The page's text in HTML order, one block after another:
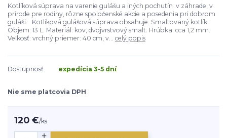
Kotlíková súprava na varenie gulášu a iných pochutín v záhrade, v
prírode pre rodiny, rôzne spoločenské akcie a posedenia pri dobrom
guláši. Kotlíková gulášová súprava obsahuje: Smaltovaný kotlík
Objem: 13 L. Materiál: kov, dvojvrstvový smalt. Hrúbka: cca 1,2 mm.
Veľkosť: vrchný priemer: 40 cm, v... celý popis
Dostupnosť expedícia 3-5 dní
Nie sme platcovia DPH
120 €/ks